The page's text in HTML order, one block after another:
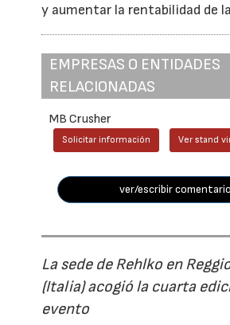
y aumentar la rentabilidad de
EMPRESAS O ENTIDADES
RELACIONADAS
MB Crusher
Solicitar información Ver stand
ver/escribir
La sede de Rehlko en
(Italia) acogió la cuarta
evento